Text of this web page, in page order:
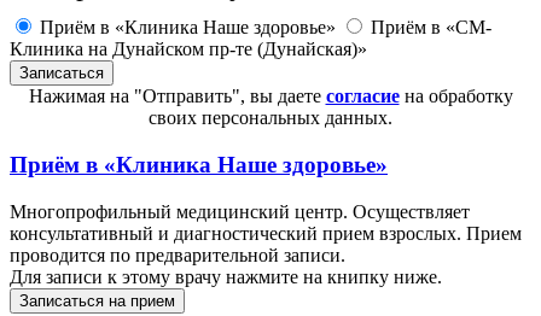
Приём в «Клиника Наше здоровье»
Приём в «СМ-
Клиника на Дунайском пр-те (Дунайская)»
Нажимая на "Отправить", вы даете согласиена обработку
своих персональных данных.
Приём в «Клиника Наше здоровье»
Многопрофильный медицинский центр. Осуществляет
консультативный и диагностический прием взрослых. Прием
проводится по предварительной записи.
Для записи к этому врачу нажмите на книпку ниже.
Записаться на прием